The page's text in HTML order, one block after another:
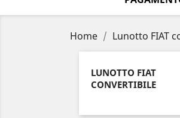
Home Lunotto FIAT
LUNOTTO FIAT
CONVERTIBILE